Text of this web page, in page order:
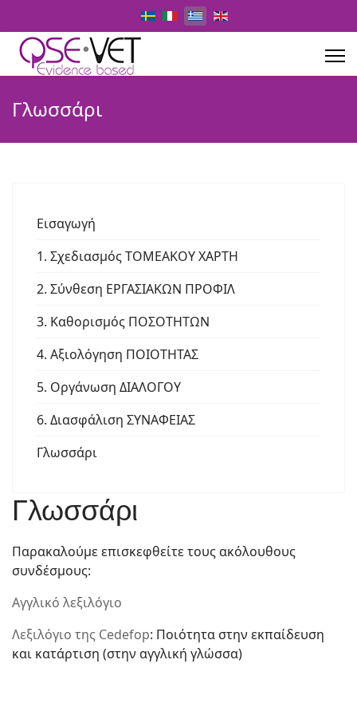
Επιλέξτε τη γλώσσα σας
Γλωσσάρι
Εισαγωγή
1. Σχεδιασμός ΤΟΜΕΑΚΟΥ ΧΑΡΤΗ
2. Σύνθεση ΕΡΓΑΣΙΑΚΩΝ ΠΡΟΦΙΛ
3. Καθορισμός ΠΟΣΟΤΗΤΩΝ
4. Αξιολόγηση ΠΟΙΟΤΗΤΑΣ
5. Οργάνωση ΔΙΑΛΟΓΟΥ
6. Διασφάλιση ΣΥΝΑΦΕΙΑΣ
Γλωσσάρι
Γλωσσάρι
Παρακαλούμε επισκεφθείτε τους ακόλουθους
συνδέσμους:
Αγγλικό λεξιλόγιο
Λεξιλόγιο της Cedefop: Ποιότητα στην εκπαίδευση
και κατάρτιση (στην αγγλική γλώσσα)